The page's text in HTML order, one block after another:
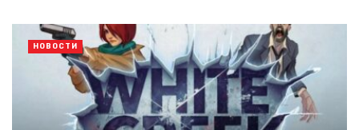
НОВОСТИ